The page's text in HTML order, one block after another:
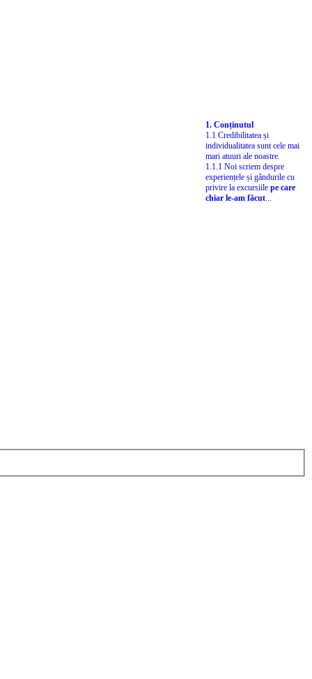
privire la excursiile
chiar le-am făcut...